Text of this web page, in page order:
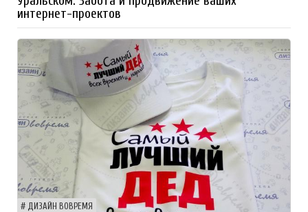
интернет-проектов
ДИЗАЙН ВОВРЕМЯ